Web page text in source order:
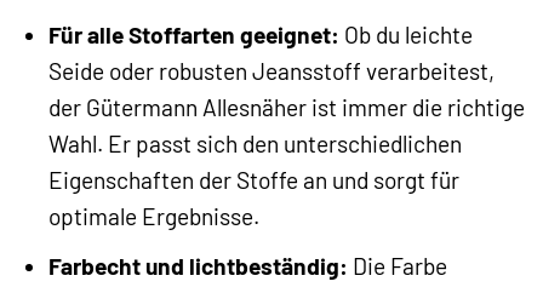
Für alle Stoffarten geeignet: Ob du leichte
Seide oder robusten Jeansstoff verarbeitest,
der Gütermann Allesnäher ist immer die richtige
Wahl. Er passt sich den unterschiedlichen
Eigenschaften der Stoffe an und sorgt für
optimale Ergebnisse.
Farbecht und lichtbeständig: Die Farbe